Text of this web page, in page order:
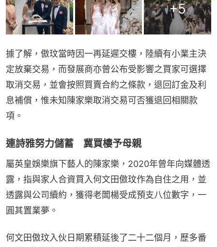
+5
據了解，傲玟當時因一再延遲交樓，陸續有小業主決
定放棄交易，而發展商亦曾公布受影響之買家可選擇
取消交易，並會按照買賣合約之條款，退回訂金及利
息補償，惟未知陳家樂取消交易可否獲退回相關款
項。
連詩雅努力儲蓄 冀買樓予母親
屬英皇娛樂旗下藝人的陳家樂，2020年曾年向媒體透
露，指與家人合資買入何文田傲玟作為自住之用，並
透露與公司續約，獲得老闆楊受成預支八位數字，一
圓其置業夢。
何文田傲玟入伙日期累積延後了二十二個月，歷多番